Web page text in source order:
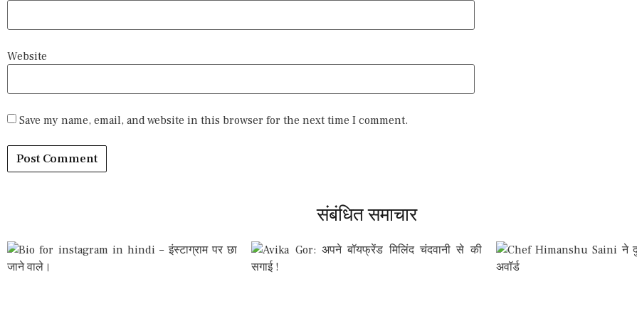
Website
Save my name, email, and website in this browser for the next time I comment.
संबंधित समाचार